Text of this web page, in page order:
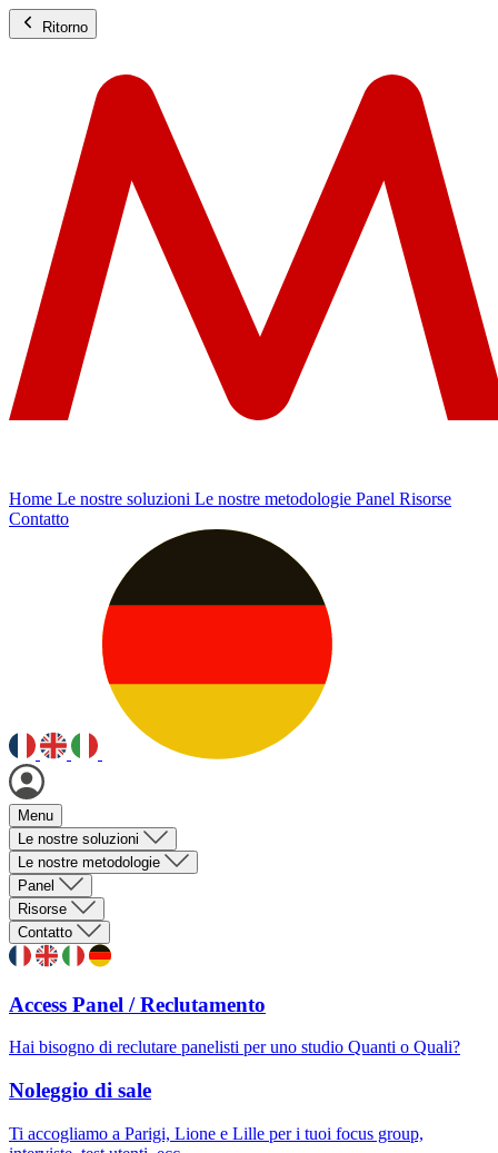
Ritorno
Home Le nostre soluzioni Le nostre metodologie Panel Risorse
Contatto
Menu
Le nostre soluzioni
Le nostre metodologie
Panel
Risorse
Contatto
Access Panel / Reclutamento
Hai bisogno di reclutare panelisti per uno studio Quanti o Quali?
Noleggio di sale
Ti accogliamo a Parigi, Lione e Lille per i tuoi focus group,